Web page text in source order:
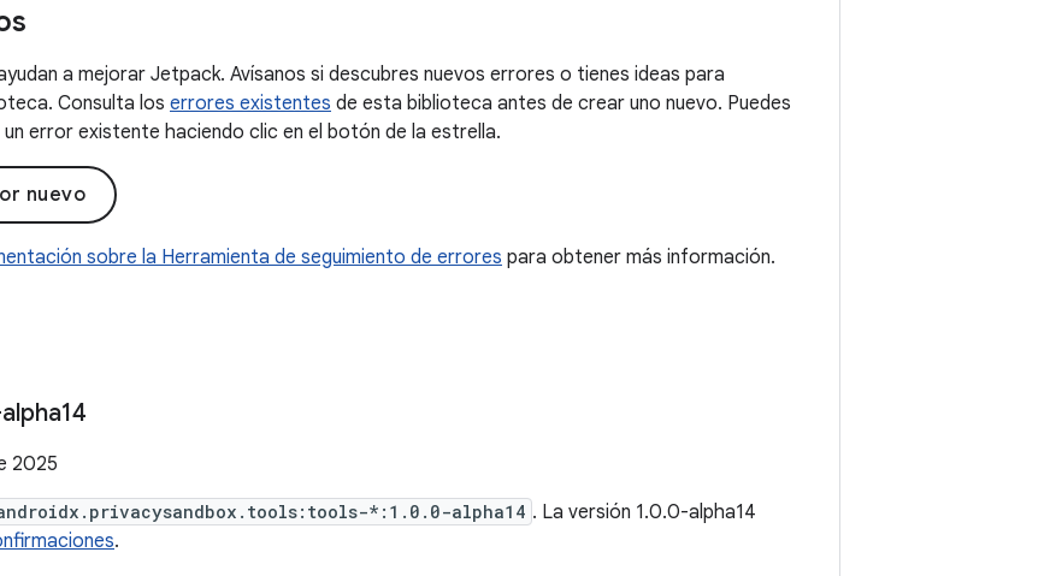
a mejorar Jetpack. Avísanos si descubres nuevos errores o tienes ideas para
Consulta los errores existentes de esta biblioteca antes de crear uno nuevo. Puedes
error existente haciendo clic en el botón de la estrella.
nuevo
sobre la Herramienta de seguimiento de errores para obtener más información.
2025
*:1.0.0-alpha14 . La versión 1.0.0-alpha14
.